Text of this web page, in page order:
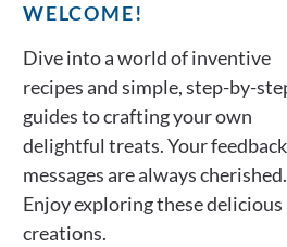
WELCOME!
Dive into a world of inventive
recipes and simple, step-by-
guides to crafting your own
delightful treats. Your
messages are always cherished.
Enjoy exploring these delicious
creations.